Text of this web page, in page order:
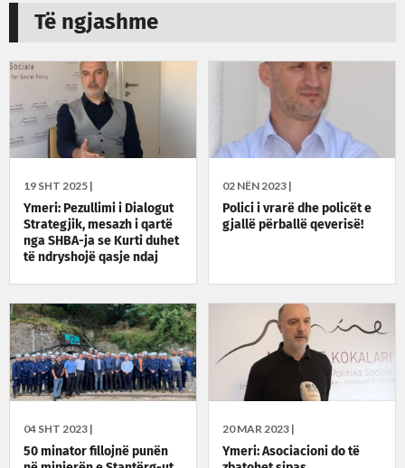
Të ngjashme
19 SHT 2025 |
Ymeri: Pezullimi i Dialogut
Strategjik, mesazh i qartë
nga SHBA-ja se Kurti duhet
të ndryshojë qasje ndaj
02 NËN 2023 |
Polici i vrarë dhe policët e
gjallë përballë qeverisë!
04 SHT 2023 |
50 minator fillojnë punën
20 MAR 2023 |
Ymeri: Asociacioni do të